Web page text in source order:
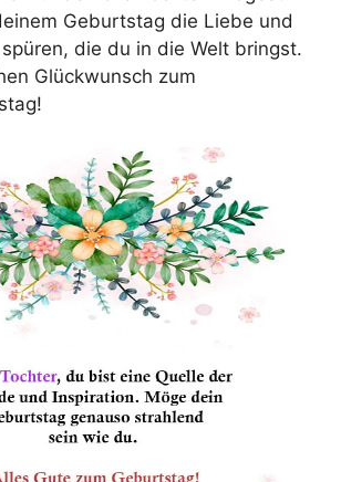
Geburtstag die Liebe und
die du in die Welt bringst.
Glückwunsch zum